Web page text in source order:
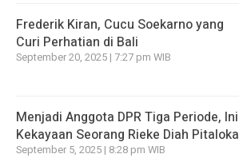
Frederik Kiran, Cucu Soekarno yang
Curi Perhatian di Bali
September 20, 2025 | 7:27 pm WIB
Menjadi Anggota DPR Tiga Periode, Ini
Kekayaan Seorang Rieke Diah Pitaloka
September 5, 2025 | 8:28 pm WIB